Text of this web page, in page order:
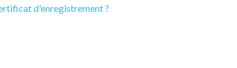
d'enregistrement ?